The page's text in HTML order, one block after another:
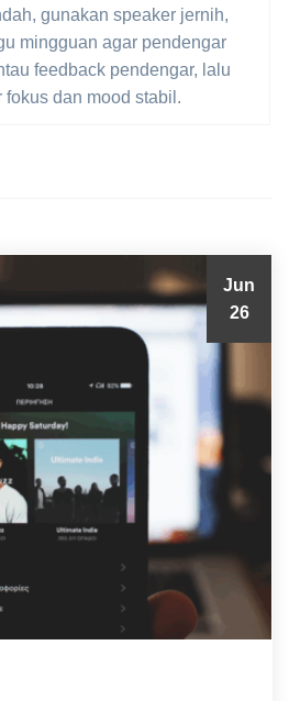
gunakan speaker jernih,
mingguan agar pendengar
feedback pendengar, lalu
dan mood stabil.
Jun
26